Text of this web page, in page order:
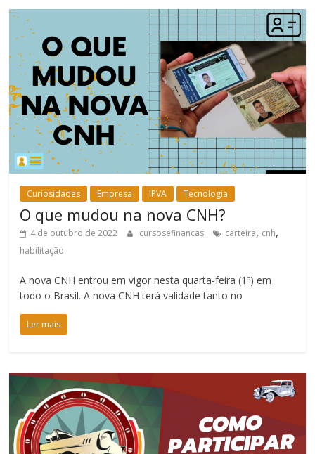
Curiosidades Empresa IPVA Tecnologia
O que mudou na nova CNH?
4 de outubro de 2022 cursosefinancas carteira, cnh,
habilitação
A nova CNH entrou em vigor nesta quarta-feira (1º) em
todo o Brasil. A nova CNH terá validade tanto no
Ler mais